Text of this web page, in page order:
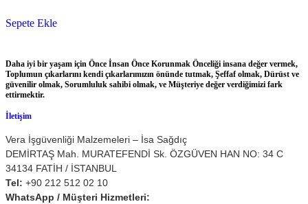
Sepete Ekle
Daha iyi bir yaşam için Önce İnsan Önce Korunmak Önceliği insana değer vermek,
Toplumun çıkarlarını kendi çıkarlarımızın önünde tutmak, Şeffaf olmak, Dürüst ve
güvenilir olmak, Sorumluluk sahibi olmak, ve Müşteriye değer verdiğimizi fark
ettirmektir.
İletişim
Vera İşgüvenliği Malzemeleri – İsa Sağdıç
DEMİRTAŞ Mah. MURATEFENDİ Sk. ÖZGÜVEN HAN NO: 34 C
34134 FATİH / İSTANBUL
Tel: +90 212 512 02 10
WhatsApp / Müşteri Hizmetleri: